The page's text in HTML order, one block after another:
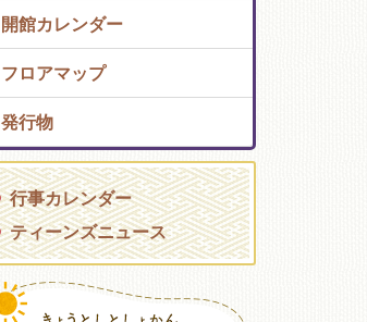
向島図書館
コミュニティプラザ深草
図書館
開館カレンダー
フロアマップ
発行物
行事カレンダー
ティーンズニュース